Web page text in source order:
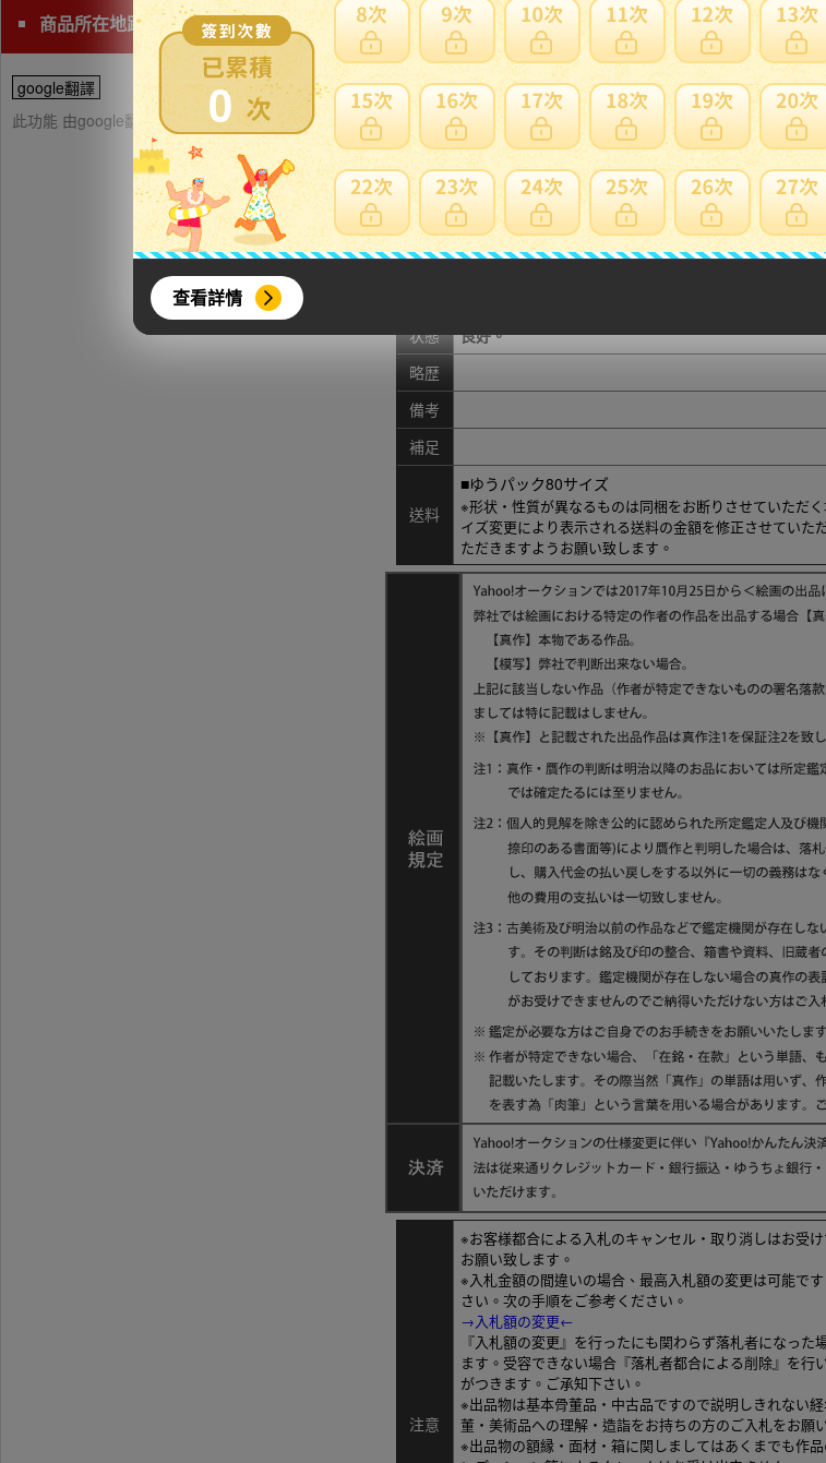
0
查看詳情
商品所在地距離海外收貨處(神奈川)較遠，請注意日本運費
google翻譯
此功能 由google翻譯提供參考，樂淘不保證翻譯內容之正確性，詳細問題說明請使用商品問與答
商品説明
品名
青花鳳凰文鉢 明時代
状態
良好。
略歴
備考
補足
送料
■ゆうパック80サイズ
※形状・性質が異なるものは同梱をお断りさせていただ
イズ変更により表示される送料の金額を修正させていた
ただきますようお願い致します。
注意
※お客様都合による入札のキャンセル・取り消しはお受
お願い致します。
※入札金額の間違いの場合、最高入札額の変更は可能で
さい。次の手順をご参考ください。
→入札額の変更←
『入札額の変更』を行ったにも関わらず落札者になっ
ます。受容できない場合『落札者都合による削除』を行
がつきます。ご承知下さい。
※出品物は基本骨董品・中古品ですので説明しきれない
董・美術品への理解・造詣をお持ちの方のご入札をお願
※出品物の額縁・面材・箱に関しましてはあくまでも作